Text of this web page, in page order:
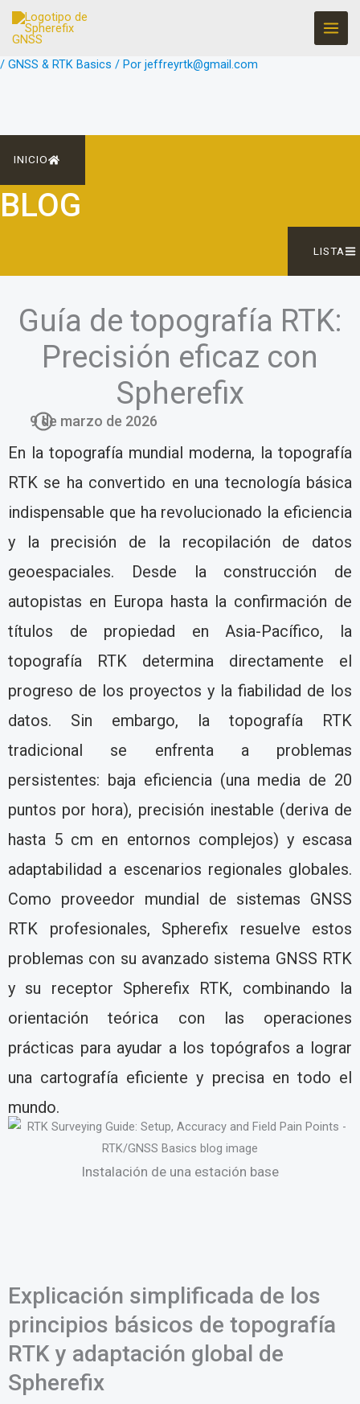
/ GNSS & RTK Basics / Por jeffreyrtk@gmail.com
INICIO
BLOG
LISTA
Guía de topografía RTK:
Precisión eficaz con
Spherefix
9 de marzo de 2026
En la topografía mundial moderna, la topografía
RTK se ha convertido en una tecnología básica
indispensable que ha revolucionado la eficiencia
y la precisión de la recopilación de datos
geoespaciales. Desde la construcción de
autopistas en Europa hasta la confirmación de
títulos de propiedad en Asia-Pacífico, la
topografía RTK determina directamente el
progreso de los proyectos y la fiabilidad de los
datos. Sin embargo, la topografía RTK
tradicional se enfrenta a problemas
persistentes: baja eficiencia (una media de 20
puntos por hora), precisión inestable (deriva de
hasta 5 cm en entornos complejos) y escasa
adaptabilidad a escenarios regionales globales.
Como proveedor mundial de sistemas GNSS
RTK profesionales, Spherefix resuelve estos
problemas con su avanzado sistema GNSS RTK
y su receptor Spherefix RTK, combinando la
orientación teórica con las operaciones
prácticas para ayudar a los topógrafos a lograr
una cartografía eficiente y precisa en todo el
mundo.
Instalación de una estación base
Explicación simplificada de los
principios básicos de topografía
RTK y adaptación global de
Spherefix